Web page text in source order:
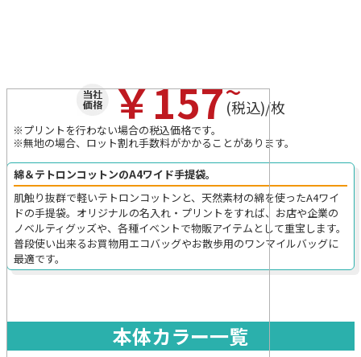
￥157~
(税込)/枚
※プリントを行わない場合の税込価格です。
※無地の場合、ロット割れ手数料がかかることがあります。
綿＆テトロンコットンのA4ワイド手提袋。
肌触り抜群で軽いテトロンコットンと、天然素材の綿を使ったA4ワイ
ドの手提袋。オリジナルの名入れ・プリントをすれば、お店や企業の
ノベルティグッズや、各種イベントで物販アイテムとして重宝します。
普段使い出来るお買物用エコバッグやお散歩用のワンマイルバッグに
最適です。
本体カラー一覧